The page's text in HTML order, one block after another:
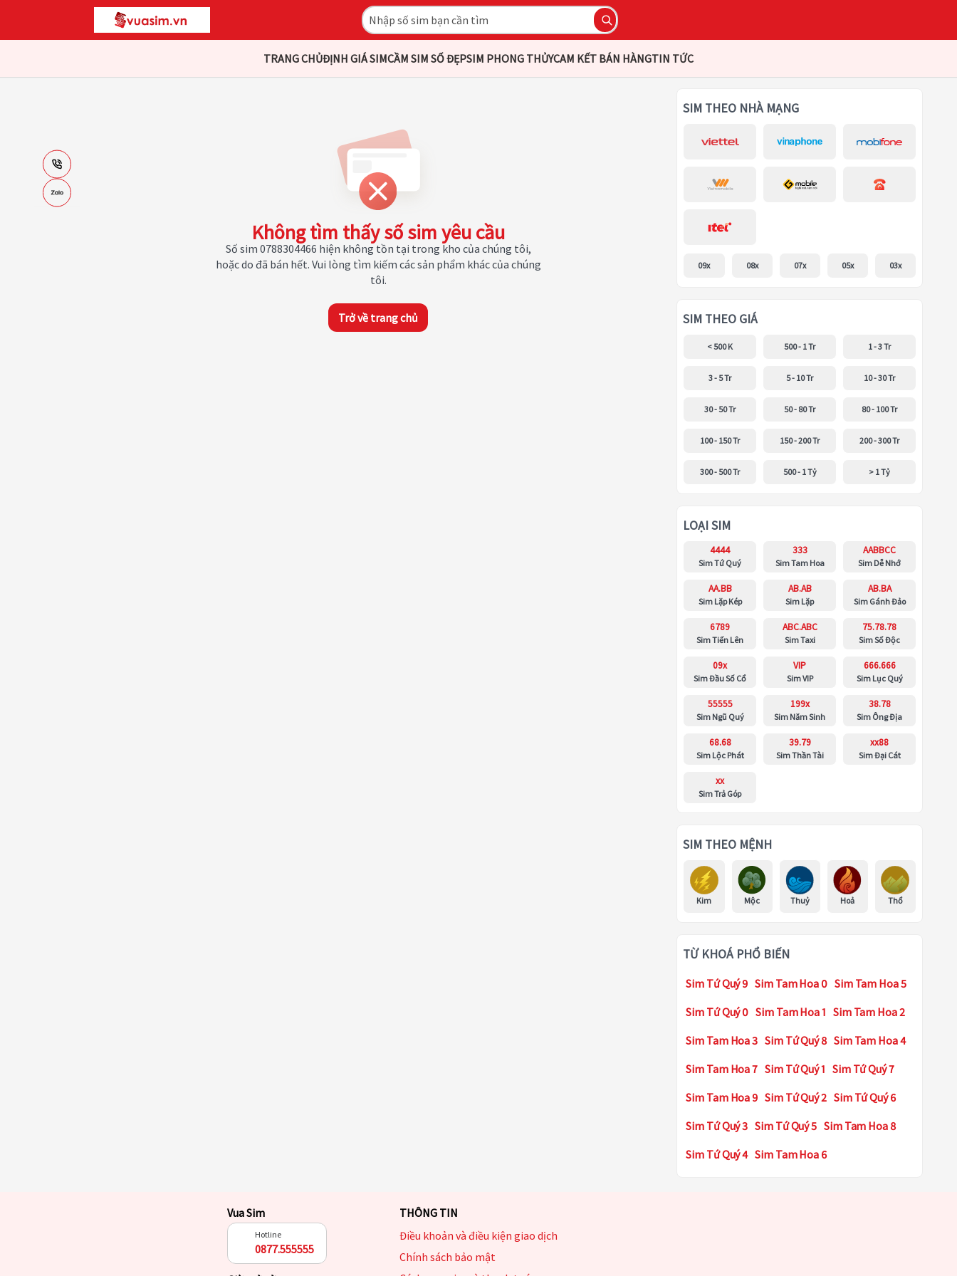
TRANG CHỦĐỊNH GIÁ SIMCẦM SIM SỐ ĐẸPSIM PHONG THỦYCAM KẾT BÁN HÀNGTIN TỨC
Không tìm thấy số sim yêu cầu
Số sim 0788304466 hiện không tồn tại trong kho của chúng tôi,
hoặc do đã bán hết. Vui lòng tìm kiếm các sản phẩm khác của chúng
tôi.
Trở về trang chủ
SIM THEO NHÀ MẠNG
09x 08x 07x 05x 03x
SIM THEO GIÁ
< 500 K 500 - 1 Tr 1 - 3 Tr
3 - 5 Tr 5 - 10 Tr 10 - 30 Tr
30 - 50 Tr 50 - 80 Tr 80 - 100 Tr
100 - 150 Tr 150 - 200 Tr 200 - 300 Tr
300 - 500 Tr 500 - 1 Tỷ > 1 Tỷ
LOẠI SIM
4444
Sim Tứ Quý
333
Sim Tam Hoa
AABBCC
Sim Dễ Nhớ
AA.BB
Sim Lặp Kép
AB.AB
Sim Lặp
AB.BA
Sim Gánh Đảo
6789
Sim Tiến Lên
ABC.ABC
Sim Taxi
75.78.78
Sim Số Độc
09x
Sim Đầu Số Cổ
VIP
Sim VIP
666.666
Sim Lục Quý
55555
Sim Ngũ Quý
199x
Sim Năm Sinh
38.78
Sim Ông Địa
68.68
Sim Lộc Phát
39.79
Sim Thần Tài
xx88
Sim Đại Cát
xx
Sim Trả Góp
SIM THEO MỆNH
Kim Mộc Thuỷ Hoả Thổ
TỪ KHOÁ PHỔ BIẾN
Sim Tứ Quý 9 Sim Tam Hoa 0 Sim Tam Hoa 5
Sim Tứ Quý 0 Sim Tam Hoa 1 Sim Tam Hoa 2
Sim Tam Hoa 3 Sim Tứ Quý 8 Sim Tam Hoa 4
Sim Tam Hoa 7 Sim Tứ Quý 1 Sim Tứ Quý 7
Sim Tam Hoa 9 Sim Tứ Quý 2 Sim Tứ Quý 6
Sim Tứ Quý 3 Sim Tứ Quý 5 Sim Tam Hoa 8
Sim Tứ Quý 4 Sim Tam Hoa 6
Vua Sim
Hotline
0877.555555
THÔNG TIN
Điều khoản và điều kiện giao dịch
Chính sách bảo mật